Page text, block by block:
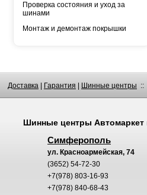
Проверка состояния и уход за
шинами
Монтаж и демонтаж покрышки
Доставка Гарантия Шинные центры ::
Шинные центры Автомаркет
Симферополь
ул. Красноармейская, 74
(3652) 54-72-30
+7(978) 803-16-93
+7(978) 840-68-43